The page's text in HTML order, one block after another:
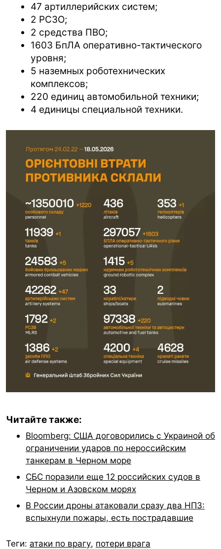
47 артиллерийских систем;
2 РСЗО;
2 средства ПВО;
1603 БпЛА оперативно-тактического
уровня;
5 наземных роботехнических
комплексов;
220 единиц автомобильной техники;
4 единицы специальной техники.
Читайте также:
Bloomberg: США договорились с Украиной об
ограничении ударов по нероссийским
танкерам в Черном море
СБС поразили еще 12 российских судов в
Черном и Азовском морях
В России дроны атаковали сразу два НПЗ:
вспыхнули пожары, есть пострадавшие
Теги: атаки по врагу, потери врага